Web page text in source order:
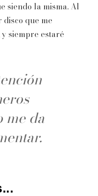
siendo la misma. Al
que me
siempre estaré
me da